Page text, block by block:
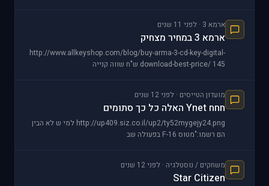
ארמא 3 · לפני 11 שנים
ארמא 3 במחיר מצחיק
http://www.allkeyshop.com/blog/buy-arma-3-cd-key-digital-
download-best-price/ 145 ש"ח שווה קנייה
מועדון הטייסים · לפני 12 שנים
חחח Ynet האלה כל כך סתומים
http://up409.siz.co.il/up2/ty52mygejy24.png למי ש לא הבין
הם רשמו:"מטוס F-16 בפעולה שב
משחקים / נוסטלגיה · לפני 12 שנים
Star Citizen